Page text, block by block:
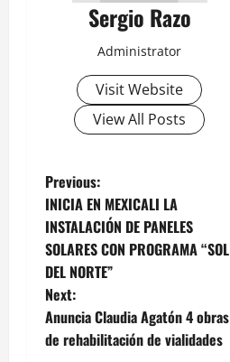
Sergio Razo
Administrator
Visit Website
View All Posts
P
o
s
t
n
Previous:
INICIA EN MEXICALI LA
INSTALACIÓN DE PANELES
SOLARES CON PROGRAMA “SOL
DEL NORTE”
Next:
Anuncia Claudia Agatón 4 obras
de rehabilitación de vialidades